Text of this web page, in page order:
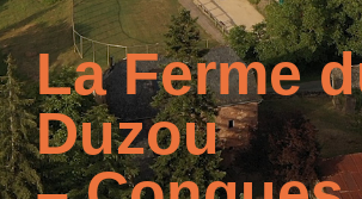
La Ferme
Duzou